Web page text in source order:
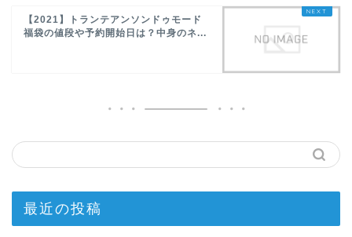
【2021】トランテアンソンドゥモード
福袋の値段や予約開始日は？中身のネ...
最近の投稿